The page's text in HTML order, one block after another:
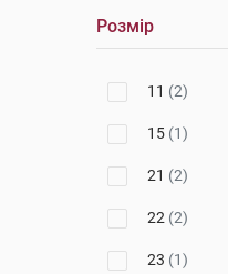
Голка
Розмір
11 (2)
15 (1)
21 (2)
22 (2)
23 (1)